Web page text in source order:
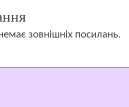
зовнішніх посилань.